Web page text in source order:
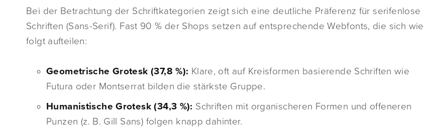
Bei der Betrachtung der Schriftkategorien zeigt sich eine deutliche Präferenz für serifenlose
Schriften (Sans-Serif). Fast 90 % der Shops setzen auf entsprechende Webfonts, die sich wie
folgt aufteilen:
Geometrische Grotesk (37,8 %): Klare, oft auf Kreisformen basierende Schriften wie
Futura oder Montserrat bilden die stärkste Gruppe.
Humanistische Grotesk (34,3 %): Schriften mit organischeren Formen und offeneren
Punzen (z. B. Gill Sans) folgen knapp dahinter.